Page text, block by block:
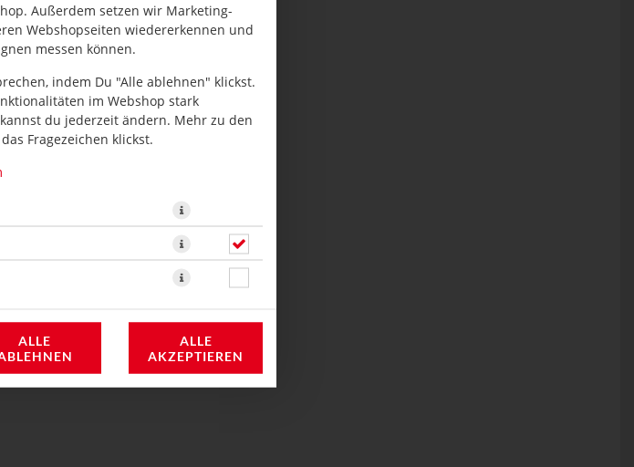
Außerdem setzen wir Marketing-
Webshopseiten wiedererkennen und
messen können.
indem Du "Alle ablehnen" klickst.
im Webshop stark
du jederzeit ändern. Mehr zu den
Fragezeichen klickst.
ALLE
ALLE
AKZEPTIEREN